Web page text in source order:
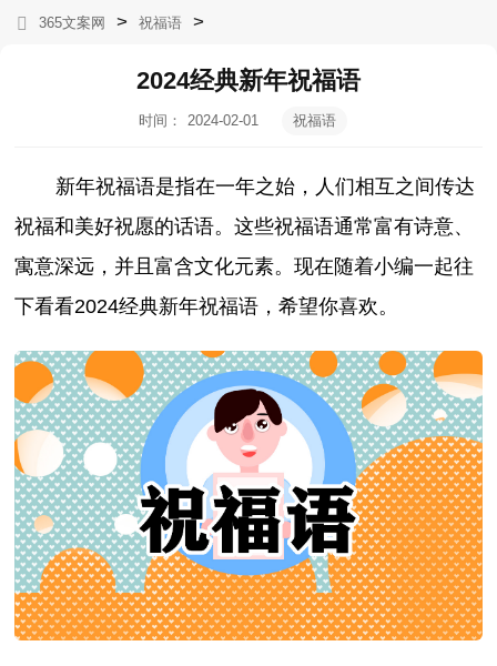
365文案网 > 祝福语 >
2024经典新年祝福语
时间：
2024-02-01
祝福语
新年祝福语是指在一年之始，人们相互之间传达
祝福和美好祝愿的话语。这些祝福语通常富有诗意、
寓意深远，并且富含文化元素。现在随着小编一起往
下看看2024经典新年祝福语，希望你喜欢。